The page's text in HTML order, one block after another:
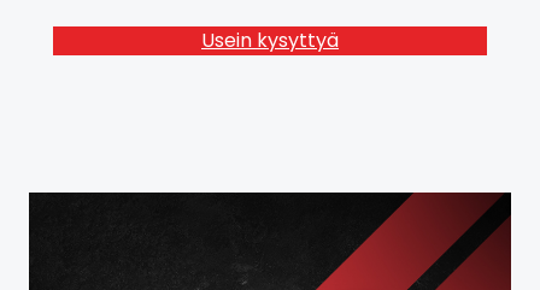
Usein kysyttyä